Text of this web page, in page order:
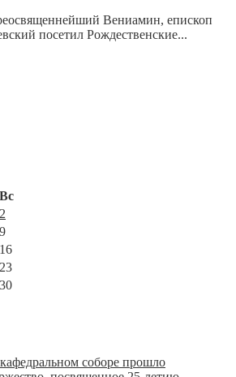
Вениамин, епископ
посетил Рождественские...
Вс
2
9
16
23
30